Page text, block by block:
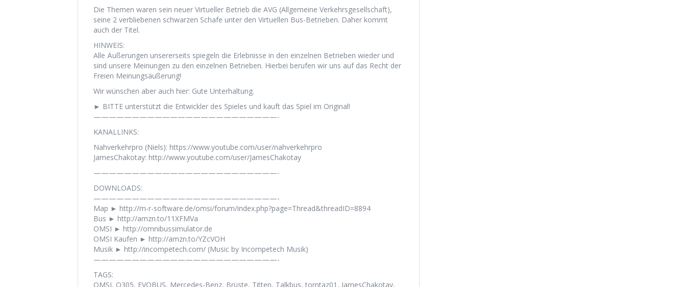
Die Themen waren sein neuer Virtueller Betrieb die AVG (Allgemeine Verkehrsgesellschaft),
seine 2 verbliebenen schwarzen Schafe unter den Virtuellen Bus-Betrieben. Daher kommt
auch der Titel.
HINWEIS:
Alle Äußerungen unsererseits spiegeln die Erlebnisse in den einzelnen Betrieben wieder und
sind unsere Meinungen zu den einzelnen Betrieben. Hierbei berufen wir uns auf das Recht der
Freien Meinungsäußerung!
Wir wünschen aber auch hier: Gute Unterhaltung.
► BITTE unterstützt die Entwickler des Spieles und kauft das Spiel im Original!
————————————————————————-
KANALLINKS:
Nahverkehrpro (Niels): https://www.youtube.com/user/nahverkehrpro
JamesChakotay: http://www.youtube.com/user/JamesChakotay
————————————————————————-
DOWNLOADS:
————————————————————————-
Map ► http://m-r-software.de/omsi/forum/index.php?page=Thread&threadID=8894
Bus ► http://amzn.to/11XFMVa
OMSI ► http://omnibussimulator.de
OMSI Kaufen ► http://amzn.to/YZcVOH
Musik ► http://incompetech.com/ (Music by Incompetech Musik)
————————————————————————-
TAGS:
OMSI, O305, EVOBUS, Mercedes-Benz, Brüste, Titten, Talkbus, tomtaz01, JamesChakotay,